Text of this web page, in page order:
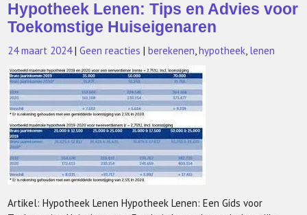
Hypotheek Lenen: Tips en Advies voor
Toekomstige Huiseigenaren
24 maart 2024 |Geen reacties |berekenen,hypotheek, lenen
Artikel: Hypotheek Lenen Hypotheek Lenen: Een Gids voor